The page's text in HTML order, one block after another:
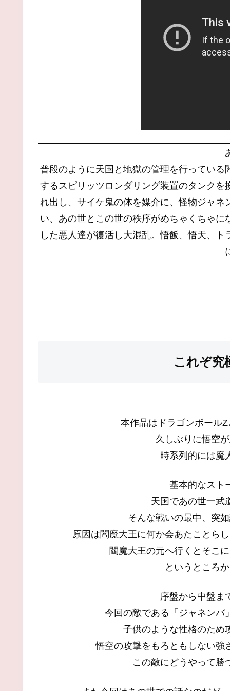
普段のように天国と地獄の管理を行ってい
するスピリッツロンダリング装置のタンク
れ出し、サイケ鬼の体を媒介に、怪物ジャ
い、あの世とこの世の秩序がめちゃくちゃ
した悪人達が復活し大混乱。悟飯、悟天、
これぞ究
本作品はドラゴンボール
久しぶりに悟空
時系列的には魔
基本的なスト
天国であの世一武
そんな戦いの最中、突
原因は閻魔大王に何か会あたことら
閻魔大王の元へ行くとそこ
というところ
序盤から中盤ま
今回の敵である「ジャネンバ
子供のような性格のため
悟空の攻撃をもろともしない強
この敵にどうやって勝